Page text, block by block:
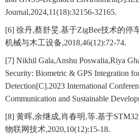
Journal,2024,11(18):32156-32165.
[6] 徐丹,蔡舒旻.基于ZigBee技术的停
机械与木工设备,2018,46(12):72-74.
[7] Nikhil Gala,Anshu Poswalia,Riya
Security: Biometric & GPS Integration
Detection[C].2023 International
Communication and Sustainable
[8] 黄晖,余继成,肖春明,等.基于
物联网技术,2020,10(12):15-18.